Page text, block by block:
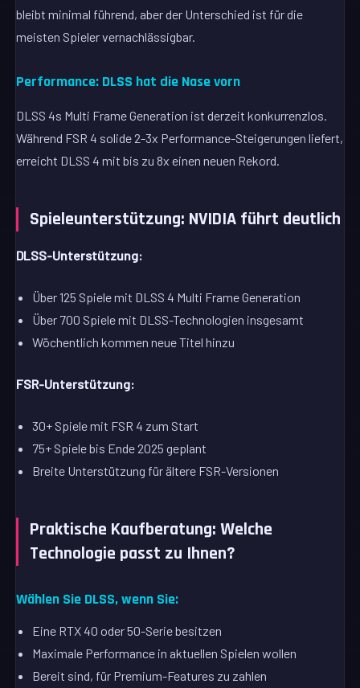
bleibt minimal führend, aber der Unterschied ist für die
meisten Spieler vernachlässigbar.
Performance: DLSS hat die Nase vorn
DLSS 4s Multi Frame Generation ist derzeit konkurrenzlos.
Während FSR 4 solide 2-3x Performance-Steigerungen liefert,
erreicht DLSS 4 mit bis zu 8x einen neuen Rekord.
Spieleunterstützung: NVIDIA führt deutlich
DLSS-Unterstützung:
Über 125 Spiele mit DLSS 4 Multi Frame Generation
Über 700 Spiele mit DLSS-Technologien insgesamt
Wöchentlich kommen neue Titel hinzu
FSR-Unterstützung:
30+ Spiele mit FSR 4 zum Start
75+ Spiele bis Ende 2025 geplant
Breite Unterstützung für ältere FSR-Versionen
Praktische Kaufberatung: Welche
Technologie passt zu Ihnen?
Wählen Sie DLSS, wenn Sie:
Eine RTX 40 oder 50-Serie besitzen
Maximale Performance in aktuellen Spielen wollen
Bereit sind, für Premium-Features zu zahlen